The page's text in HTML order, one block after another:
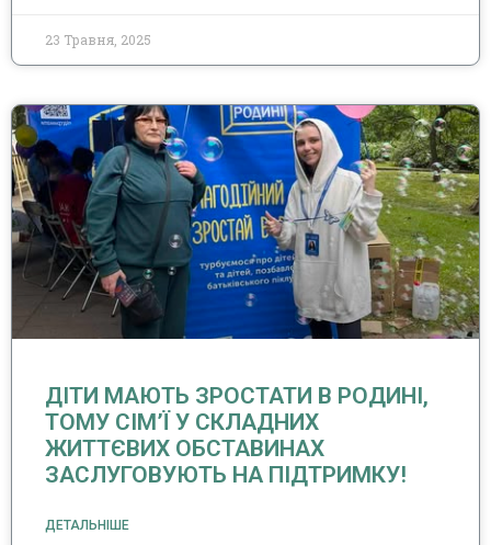
23 Травня, 2025
ДІТИ МАЮТЬ ЗРОСТАТИ В РОДИНІ,
ТОМУ СІМ’Ї У СКЛАДНИХ
ЖИТТЄВИХ ОБСТАВИНАХ
ЗАСЛУГОВУЮТЬ НА ПІДТРИМКУ!
ДЕТАЛЬНІШЕ